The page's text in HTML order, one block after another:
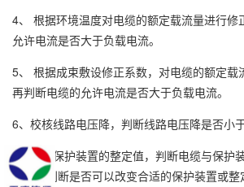
4、 根据环境温度对电缆的额定载流量进行修
允许电流是否大于负载电流。
5、 根据成束敷设修正系数，对电缆的额定载
再判断电缆的允许电流是否大于负载电流。
6、校核线路电压降，判断线路电压降是否小于
7、根据保护装置的整定值，判断电缆与保护
协调，判断是否可以改变合适的保护装置或